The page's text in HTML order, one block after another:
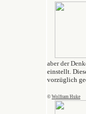
aber der
einstellt.
vorzüglich
© Wolfram Huke